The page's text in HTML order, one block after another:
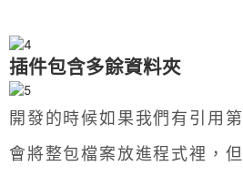
插件包含多餘資料夾
開發的時候如果我們有引用
會將整包檔案放進程式裡，